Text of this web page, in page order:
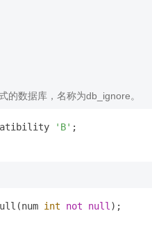
的数据库，名称为db_ignore。
'B' ;
int not null